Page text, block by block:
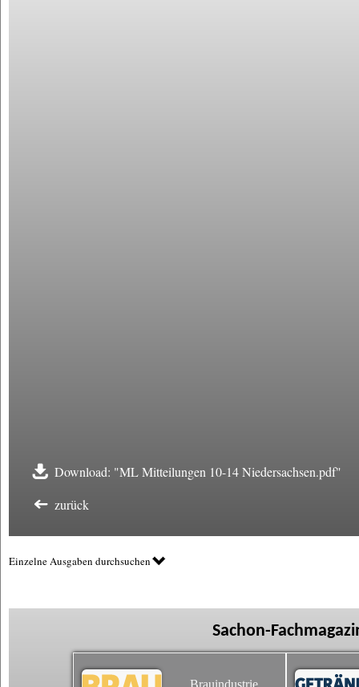
Download: "ML Mitteilungen 10-14 Niedersachsen.pdf"
zurück
Einzelne Ausgaben durchsuchen
Sachon-
Brauindustrie